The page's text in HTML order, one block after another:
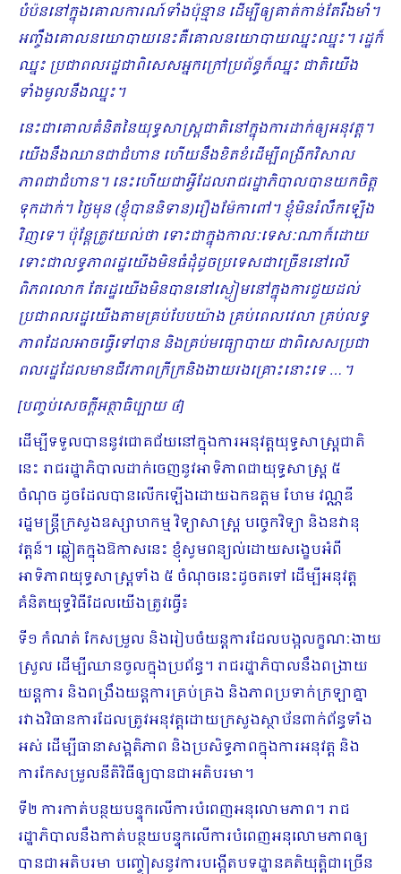
បំប៉ននៅក្នុងគោលការណ៍ទាំងប៉ុន្មាន ដើម្បីឲ្យគាត់កាន់តែរឹងមាំ។
អញ្ចឹងគោលនយោបាយនេះគឺគោលនយោបាយឈ្នះឈ្នះ។ រដ្ឋក៏
ឈ្នះ ប្រជាពលរដ្ឋជាពិសេសអ្នកក្រៅប្រព័ន្ធក៏ឈ្នះ ជាតិយើង
ទាំងមូលនឹងឈ្នះ។
នេះជាគោលគំនិតនៃយុទ្ធសាស្រ្តជាតិនៅក្នុងការដាក់ឲ្យអនុវត្ត។
យើងនឹងឈានជាជំហាន ហើយនឹងខិតខំដើម្បីពង្រីកវិសាល
ភាពជាជំហាន។ នេះហើយជាអ្វីដែលរាជរដ្ឋាភិបាលបានយកចិត្ត
ទុកដាក់។ ថ្ងៃមុន (ខ្ញុំបាននិទាន)រឿងម៉ែកាពៅ។ ខ្ញុំមិនរំលឹកឡើង
វិញទេ។ ប៉ុន្តែត្រូវយល់ថា ទោះជាក្នុងកាលៈទេសៈណាក៏ដោយ
ទោះ​ជាលទ្ធភាពរដ្ឋយើងមិនធំដុំដូចប្រទេសជាច្រើននៅលើ
ពិភពលោក តែរដ្ឋយើងមិនបាននៅស្ងៀមនៅក្នុងការជួយដល់
ប្រជាពលរដ្ឋយើងតាមគ្រប់បែបយ៉ាង គ្រប់ពេលវេលា គ្រប់លទ្ធ
ភាពដែលអាចធ្វើទៅបាន និងគ្រប់មធ្យោបាយ ជាពិសេសប្រជា
ពលរដ្ឋដែលមានជីវភាពក្រីក្រនិងងាយរងគ្រោះនោះទេ …។
[បញ្ចប់សេចក្ដីអត្ថាធិប្បាយ ៤]
ដើម្បីទទួលបាននូវជោគជ័យនៅក្នុងការអនុវត្តយុទ្ធសាស្រ្តជាតិ
នេះ រាជរដ្ឋាភិបាលដាក់ចេញនូវអាទិភាពជាយុទ្ធសាស្រ្ត ៥
ចំណុច ដូចដែលបានលើកឡើងដោយឯកឧត្ដម ហែម វណ្ណឌី
រដ្ឋមន្រ្តីក្រសួងឧស្សាហកម្ម វិទ្យាសាស្រ្ត បច្ចេកវិទ្យា និងនវានុ
វត្តន៍។ ឆ្លៀតក្នុងឱកាសនេះ ខ្ញុំសូមពន្យល់ដោយសង្ខេបអំពី
អាទិភាពយុទ្ធសាស្រ្តទាំង ៥ ចំណុចនេះដូចតទៅ ដើម្បីអនុវត្ត
គំនិតយុទ្ធវិធីដែលយើងត្រូវធ្វើ៖
ទី១ កំណត់ កែសម្រួល និងរៀបចំយន្តការដែលបង្កលក្ខណៈ​ងាយ
ស្រួល ដើម្បីឈានចូលក្នុងប្រព័ន្ធ។ រាជរដ្ឋាភិបាលនឹងពង្រាយ
យន្តការ និងពង្រឹងយន្តការគ្រប់គ្រង និងភាពប្រទាក់ក្រឡាគ្នា
រវាងវិធានការដែលត្រូវអនុវត្តដោយក្រសួងស្ថាប័នពាក់ព័ន្ធទាំង
អស់ ដើម្បី​ធានាសង្គតិភាព និងប្រសិទ្ធភាពក្នុងការអនុវត្ត និង
ការកែសម្រួលនីតិវិធីឲ្យបានជាអតិបរមា។
ទី២ ការកាត់បន្ថយបន្ទុកលើការបំពេញអនុលោមភាព។ រាជ
រដ្ឋាភិបាលនឹងកាត់បន្ថយបន្ទុកលើការបំពេញអនុលោមភាពឲ្យ
បានជាអតិបរមា បញ្ចៀសនូវការបង្កើតបទដ្ឋានគតិយុត្តិជាច្រើន